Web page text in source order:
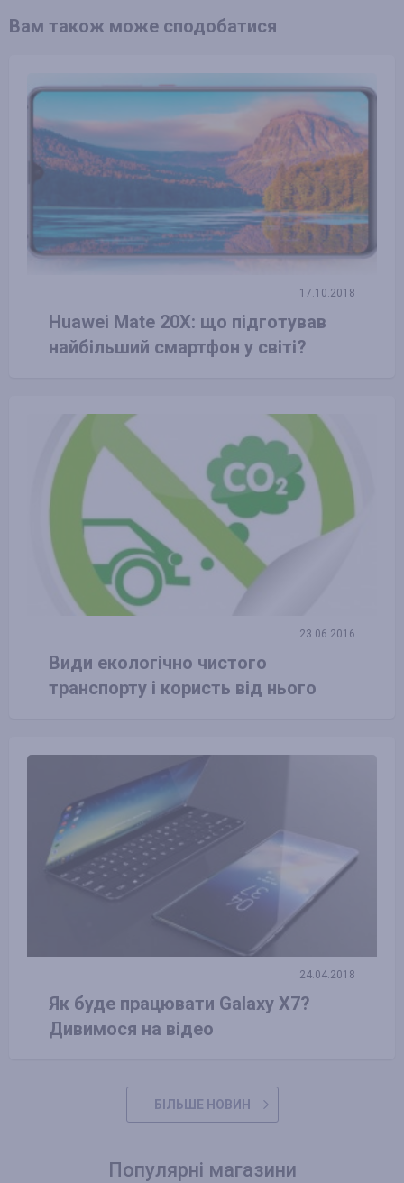
Вам також може сподобатися
17.10.2018
Huawei Mate 20X: що підготував
найбільший смартфон у світі?
23.06.2016
Види екологічно чистого
транспорту і користь від нього
24.04.2018
Як буде працювати Galaxy X7?
Дивимося на відео
БІЛЬШЕ НОВИН
Популярні магазини